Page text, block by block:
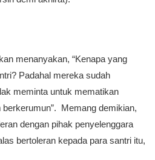
menanyakan, “Kenapa yang
Padahal mereka sudah
meminta untuk mematikan
Memang demikian,
dengan pihak penyelenggara
bertoleran kepada para santri itu,